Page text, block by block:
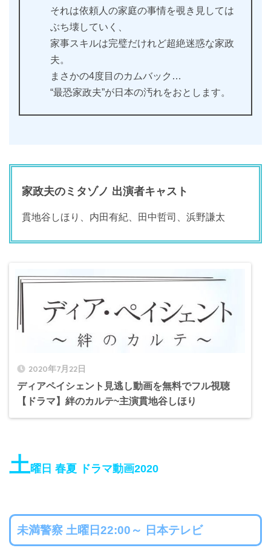
それは依頼人の家庭の事情を覗き見しては
ぶち壊していく、
家事スキルは完璧だけれど超絶迷惑な家政
夫。
まさかの4度目のカムバック…
“最恐家政夫”が日本の汚れをおとします。
家政夫のミタゾノ 出演者キャスト
貫地谷しほり、内田有紀、田中哲司、浜野謙太
2020年7月22日
ディアペイシェント見逃し動画を無料でフル視聴
【ドラマ】絆のカルテ~主演貫地谷しほり
土曜日 春夏 ドラマ動画2020
未満警察 土曜日22:00～ 日本テレビ